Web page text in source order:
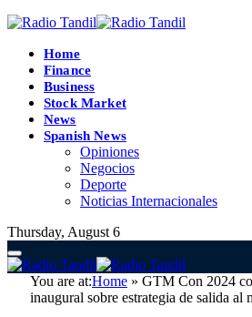
Home
Finance
Business
Stock Market
News
Spanish News
Opiniones
Negocios
Deporte
Noticias Internacionales
Thursday, August 6
You are at:Home » GTM Con 2024
inaugural sobre estrategia de salida al